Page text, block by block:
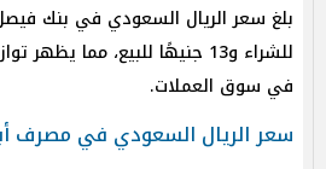
للشراء و13 جنيهًا للبيع، مما
في سوق العملات.
سعر الريال السعودي في مصرف